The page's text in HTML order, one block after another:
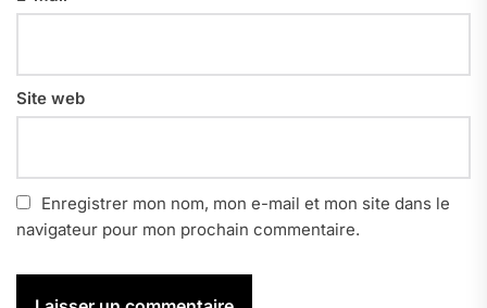
Site web
Enregistrer mon nom, mon e-mail et mon site dans le
navigateur pour mon prochain commentaire.